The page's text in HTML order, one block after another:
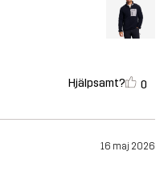
Hjälpsamt? 0
16 maj 2026